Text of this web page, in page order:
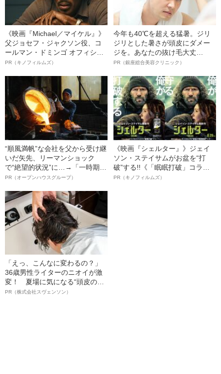
《映画『Michael／マイケル』》
父ジョセフ・ジャクソン役、コ
ールマン・ドミンゴ オフィシャ
ルインタビュー“観客を魅了した
語る”《日本興収70億円突破》
PR（キノフィルムズ）
今年も40℃を超える猛暑。ジリ
ジリとした暑さが頭皮にダメー
ジを。あなたの抜け毛大丈
夫！？
PR（銀座総合美容クリニック）
“順風満帆”な会社を父から受け継
いだ矢先、リーマンショック
で“絶望的状況”に…→「一時期は
納品3年待ち」のヒット商品を生
明かす、“逆転の戦術”
PR（オープンハウスグループ）
《映画『シェルター』》ジェイ
ソン・ステイサムがお盆を“打
破”する!!《「眠眠打破」コラ
ボ》
PR（キノフィルムズ）
「えっ、こんなに変わるの？」
36歳男性ライターのニオイが激
変！ 夏場に気になる“頭皮のニ
オイ”や“ベタつき”を解消す
PR（株式会社スヴェンソン）